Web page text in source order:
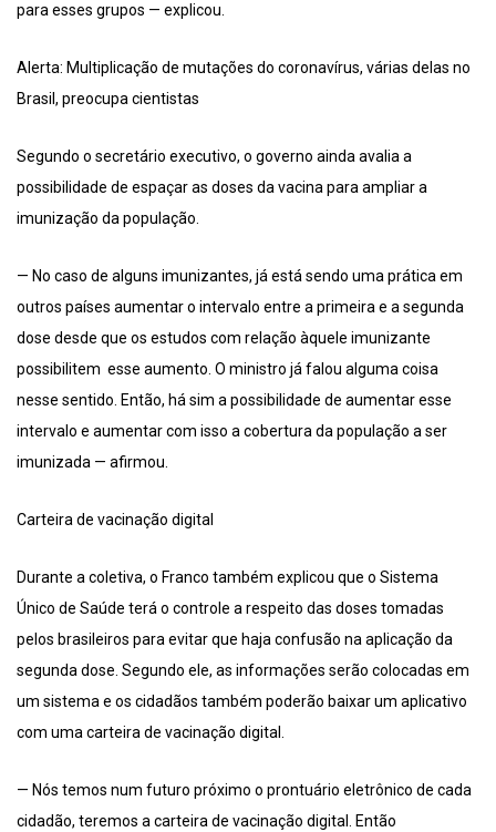
para esses grupos — explicou.
Alerta: Multiplicação de mutações do coronavírus, várias delas no
Brasil, preocupa cientistas
Segundo o secretário executivo, o governo ainda avalia a
possibilidade de espaçar as doses da vacina para ampliar a
imunização da população.
— No caso de alguns imunizantes, já está sendo uma prática em
outros países aumentar o intervalo entre a primeira e a segunda
dose desde que os estudos com relação àquele imunizante
possibilitem esse aumento. O ministro já falou alguma coisa
nesse sentido. Então, há sim a possibilidade de aumentar esse
intervalo e aumentar com isso a cobertura da população a ser
imunizada — afirmou.
Carteira de vacinação digital
Durante a coletiva, o Franco também explicou que o Sistema
Único de Saúde terá o controle a respeito das doses tomadas
pelos brasileiros para evitar que haja confusão na aplicação da
segunda dose. Segundo ele, as informações serão colocadas em
um sistema e os cidadãos também poderão baixar um aplicativo
com uma carteira de vacinação digital.
— Nós temos num futuro próximo o prontuário eletrônico de cada
cidadão, teremos a carteira de vacinação digital. Então